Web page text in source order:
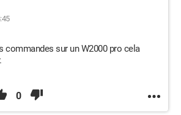
commandes sur un W2000 pro cela
0